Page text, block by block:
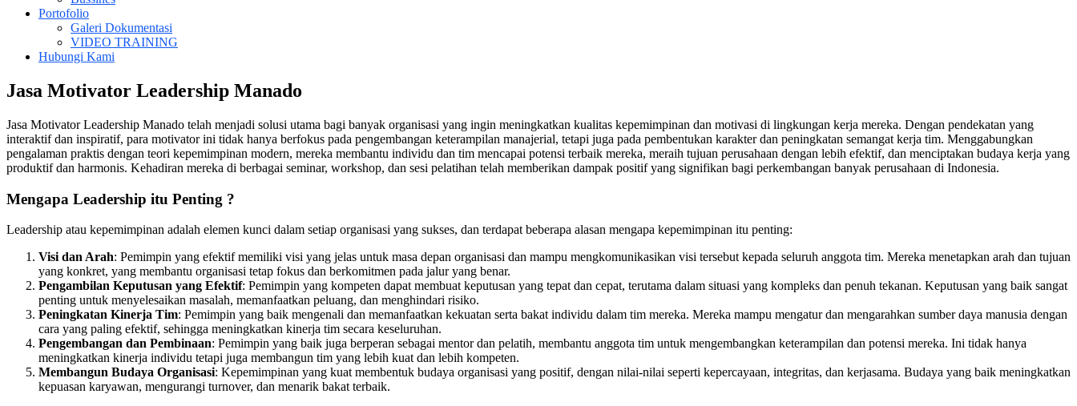
Portofolio
Galeri Dokumentasi
VIDEO TRAINING
Hubungi Kami
Jasa Motivator Leadership Manado
Jasa Motivator Leadership Manado telah menjadi solusi utama bagi banyak organisasi yang ingin meningkatkan kualitas kepemimpinan dan motivasi di lingkungan kerja mereka. Dengan pendekatan yang
interaktif dan inspiratif, para motivator ini tidak hanya berfokus pada pengembangan keterampilan manajerial, tetapi juga pada pembentukan karakter dan peningkatan semangat kerja tim. Menggabungkan
pengalaman praktis dengan teori kepemimpinan modern, mereka membantu individu dan tim mencapai potensi terbaik mereka, meraih tujuan perusahaan dengan lebih efektif, dan menciptakan budaya kerja yang
produktif dan harmonis. Kehadiran mereka di berbagai seminar, workshop, dan sesi pelatihan telah memberikan dampak positif yang signifikan bagi perkembangan banyak perusahaan di Indonesia.
Mengapa Leadership itu Penting ?
Leadership atau kepemimpinan adalah elemen kunci dalam setiap organisasi yang sukses, dan terdapat beberapa alasan mengapa kepemimpinan itu penting:
Visi dan Arah: Pemimpin yang efektif memiliki visi yang jelas untuk masa depan organisasi dan mampu mengkomunikasikan visi tersebut kepada seluruh anggota tim. Mereka menetapkan arah dan tujuan
yang konkret, yang membantu organisasi tetap fokus dan berkomitmen pada jalur yang benar.
Pengambilan Keputusan yang Efektif: Pemimpin yang kompeten dapat membuat keputusan yang tepat dan cepat, terutama dalam situasi yang kompleks dan penuh tekanan. Keputusan yang baik sangat
penting untuk menyelesaikan masalah, memanfaatkan peluang, dan menghindari risiko.
Peningkatan Kinerja Tim: Pemimpin yang baik mengenali dan memanfaatkan kekuatan serta bakat individu dalam tim mereka. Mereka mampu mengatur dan mengarahkan sumber daya manusia dengan
cara yang paling efektif, sehingga meningkatkan kinerja tim secara keseluruhan.
Pengembangan dan Pembinaan: Pemimpin yang baik juga berperan sebagai mentor dan pelatih, membantu anggota tim untuk mengembangkan keterampilan dan potensi mereka. Ini tidak hanya
meningkatkan kinerja individu tetapi juga membangun tim yang lebih kuat dan lebih kompeten.
Membangun Budaya Organisasi: Kepemimpinan yang kuat membentuk budaya organisasi yang positif, dengan nilai-nilai seperti kepercayaan, integritas, dan kerjasama. Budaya yang baik meningkatkan
kepuasan karyawan, mengurangi turnover, dan menarik bakat terbaik.